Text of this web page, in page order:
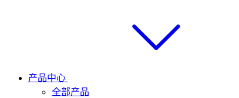
产品中心
全部产品